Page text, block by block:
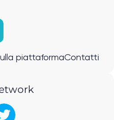
piattaformaContatti